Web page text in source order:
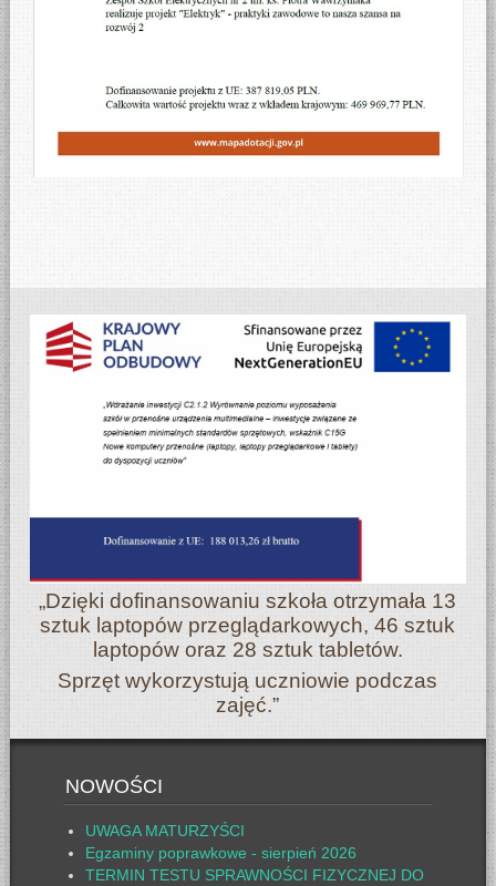
„Dzięki dofinansowaniu szkoła otrzymała 13
sztuk laptopów przeglądarkowych, 46 sztuk
laptopów oraz 28 sztuk tabletów.
Sprzęt wykorzystują uczniowie podczas
zajęć.”
NOWOŚCI
UWAGA MATURZYŚCI
Egzaminy poprawkowe - sierpień 2026
TERMIN TESTU SPRAWNOŚCI FIZYCZNEJ DO